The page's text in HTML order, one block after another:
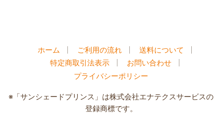
ホーム ご利用の流れ
送料について
特定商取引法表示
お問い合わせ
プライバシーポリシー
※「サンシェードプリンス」は株式会社エナテクスサービスの
登録商標です。